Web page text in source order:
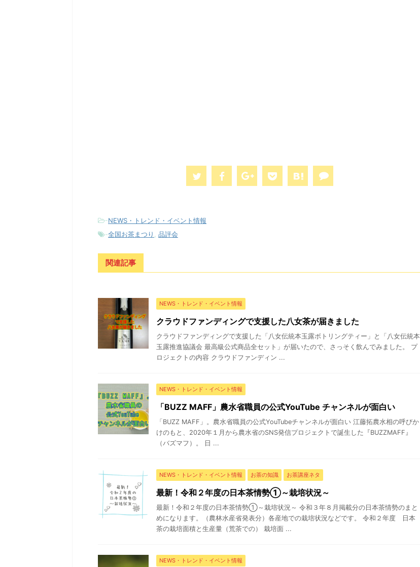
-NEWS・トレンド・イベント情報
-全国お茶まつり 品評会
関連記事
NEWS・トレンド・イベント情報
クラウドファンディングで支援した八女茶が届きました
クラウドファンディングで支援した「八女伝統本玉露ボトリングティー」と「八女伝統本
玉露推進協議会 最高級公式商品全セット」が届いたので、さっそく飲んでみました。 プ
ロジェクトの内容 クラウドファンディン ...
NEWS・トレンド・イベント情報
「BUZZ MAFF」農水省職員の公式YouTube チャンネルが面白い
「BUZZ MAFF」。農水省職員の公式YouTubeチャンネルが面白い 江藤拓農水相の呼びか
けのもと、2020年１月から農水省のSNS発信プロジェクトで誕生した『BUZZMAFF』
（バズマフ）。 日 ...
NEWS・トレンド・イベント情報 お茶の知識 お茶講座ネタ
最新！令和２年度の日本茶情勢①～栽培状況～
最新！令和２年度の日本茶情勢①～栽培状況～ 令和３年８月掲載分の日本茶情勢のまと
めになります。（農林水産省発表分）各産地での栽培状況などです。 令和２年度 日本
茶の栽培面積と生産量（荒茶での） 栽培面 ...
NEWS・トレンド・イベント情報